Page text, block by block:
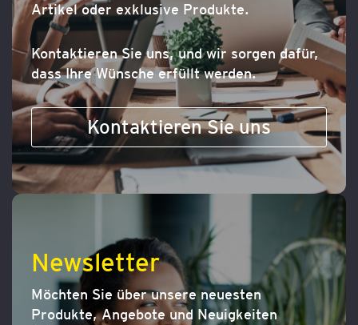
Artikel oder exklusive Produkte.
Kontaktieren Sie uns, und wir sorgen dafür,
dass Ihre Wünsche erfüllt werden.
Kontaktieren Sie uns
Newsletter
Möchten Sie über unsere neuesten
Produkte, Angebote und Neuigkeiten